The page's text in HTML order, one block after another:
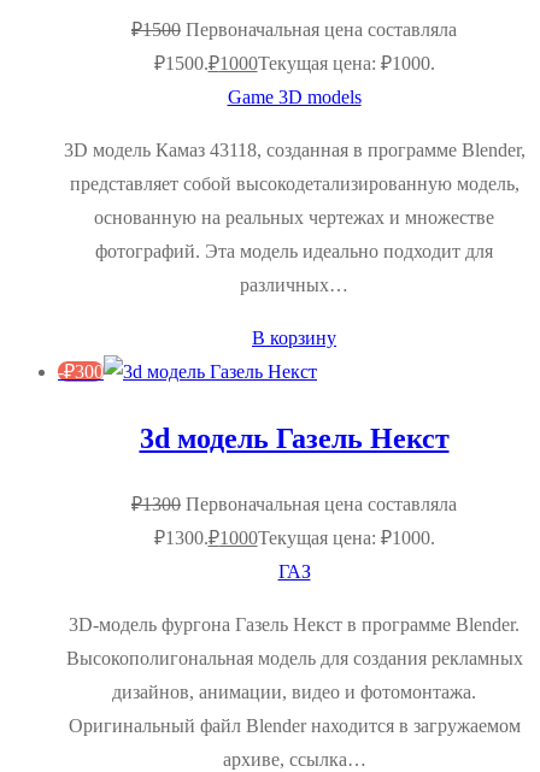
₽1500 Первоначальная цена составляла
₽1500.₽1000Текущая цена: ₽1000.
Game 3D models
3D модель Камаз 43118, созданная в программе Blender,
представляет собой высокодетализированную модель,
основанную на реальных чертежах и множестве
фотографий. Эта модель идеально подходит для
различных…
В корзину
-₽300
3d модель Газель Некст
₽1300 Первоначальная цена составляла
₽1300.₽1000Текущая цена: ₽1000.
ГАЗ
3D-модель фургона Газель Некст в программе Blender.
Высокополигональная модель для создания рекламных
дизайнов, анимации, видео и фотомонтажа.
Оригинальный файл Blender находится в загружаемом
архиве, ссылка…